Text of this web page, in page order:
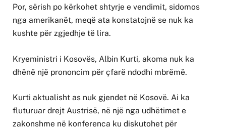
Por, sërish po kërkohet shtyrje e vendimit, sidomos
nga amerikanët, meqë ata konstatojnë se nuk ka
kushte për zgjedhje të lira.
Kryeministri i Kosovës, Albin Kurti, akoma nuk ka
dhënë një prononcim për çfarë ndodhi mbrëmë.
Kurti aktualisht as nuk gjendet në Kosovë. Ai ka
fluturuar drejt Austrisë, në një nga udhëtimet e
zakonshme në konferenca ku diskutohet për